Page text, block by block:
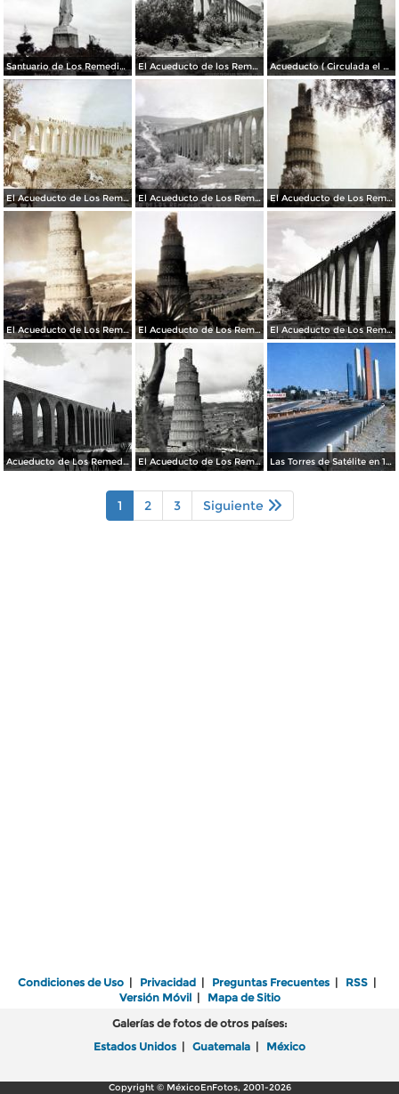
Santuario de Los Remedios. El Acueducto de los Remedios. Acueducto ( Circulada el 23de marzo de 1936 ).
El Acueducto de Los Remedios ( Fechada el 23 de Agosto de 1948 ). El Acueducto de Los Remedios. El Acueducto de Los Remedios.
El Acueducto de Los Remedios El Acueducto de Los Remedios El Acueducto de Los Remedios
Acueducto de Los Remedios El Acueducto de Los Remedios Las Torres de Satélite en 1966
1 2 3 Siguiente
Condiciones de Uso | Privacidad | Preguntas Frecuentes | RSS |
Versión Móvil| Mapa de Sitio
Galerías de fotos de otros países:
Estados Unidos | Guatemala | México
Copyright © MéxicoEnFotos, 2001-2026